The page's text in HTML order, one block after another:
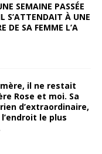
SEMAINE PASSÉE
S’ATTENDAIT À UNE
DE SA FEMME L’A
il ne restait
Rose et moi. Sa
d’extraordinaire,
le plus